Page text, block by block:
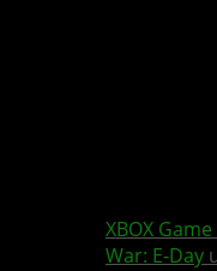
XBOX
War: E-Day